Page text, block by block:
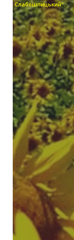
Слабошпицький".